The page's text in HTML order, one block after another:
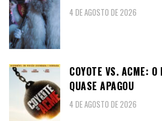
4 DE AGOSTO DE 2026
COYOTE VS. ACME: O
QUASE APAGOU
4 DE AGOSTO DE 2026